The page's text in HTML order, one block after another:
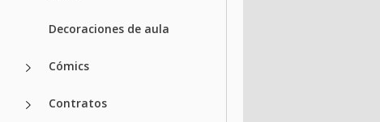
Decoraciones de aula
Cómics
Contratos